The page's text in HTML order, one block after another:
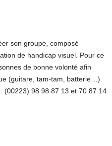
son groupe, composé
de handicap visuel. Pour ce
de bonne volonté afin
(guitare, tam-tam, batterie…).
(00223) 98 98 87 13 et 70 87 14